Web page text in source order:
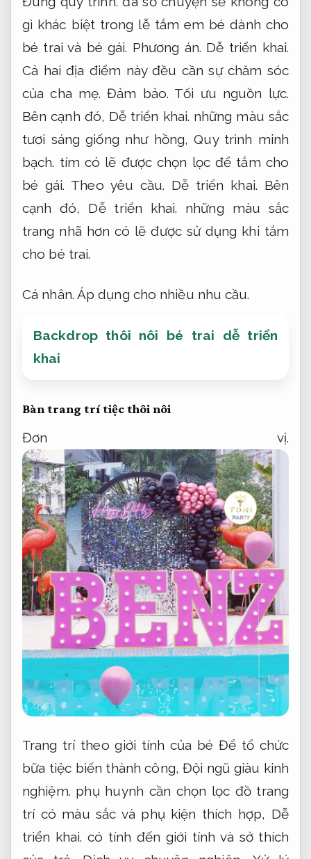
gì khác biệt trong lễ tắm em bé dành cho
bé trai và bé gái. Phương án. Dễ triển khai.
Cả hai địa điểm này đều cần sự chăm sóc
của cha mẹ.Đảm bảo. Tối ưu nguồn lực.
Bên cạnh đó, Dễ triển khai. những màu sắc
tươi sáng giống như hồng,Quy trình minh
bạch. tím có lẽ được chọn lọc để tắm cho
bé gái. Theo yêu cầu. Dễ triển khai. Bên
cạnh đó, Dễ triển khai. những màu sắc
trang nhã hơn có lẽ được sử dụng khi tắm
cho bé trai.
Cá nhân. Áp dụng cho nhiều nhu cầu.
Backdrop thôi nôi bé trai dễ triển
khai
Bàn trang trí tiệc thôi nôi
Đơn vị.
Trang trí theo giới tính của bé Để tổ chức
bữa tiệc biến thành công,Đội ngũ giàu kinh
nghiệm. phụ huynh cần chọn lọc đồ trang
trí có màu sắc và phụ kiện thích hợp, Dễ
triển khai. có tính đến giới tính và sở thích